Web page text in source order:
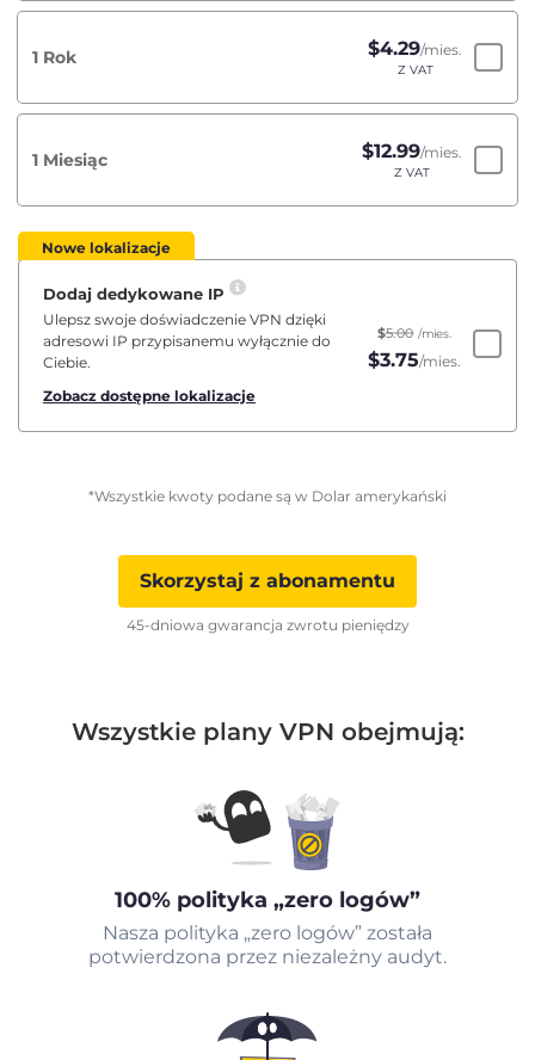
1 Rok $4.29/mies.
Z VAT
1 Miesiąc $12.99/mies.
Z VAT
Nowe lokalizacje
Dodaj dedykowane IP
Ulepsz swoje doświadczenie VPN dzięki
adresowi IP przypisanemu wyłącznie do
Ciebie.
Zobacz dostępne lokalizacje
$5.00 /mies.
$3.75/mies.
*Wszystkie kwoty podane są w Dolar amerykański
Skorzystaj z abonamentu
45-dniowa gwarancja zwrotu pieniędzy
Wszystkie plany VPN obejmują:
100% polityka „zero logów”
Nasza polityka „zero logów” została
potwierdzona przez niezależny audyt.